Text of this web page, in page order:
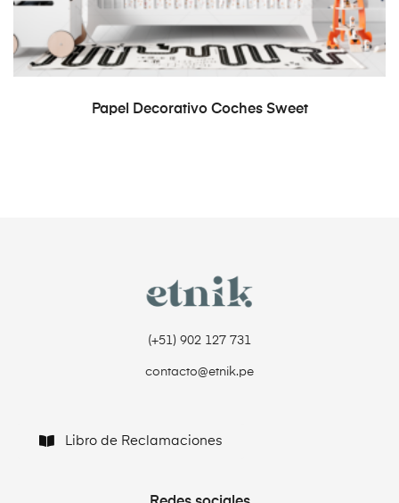
READ MORE
Papel Decorativo Coches Sweet
(+51) 902 127 731‬
contacto@etnik.pe
Libro de Reclamaciones